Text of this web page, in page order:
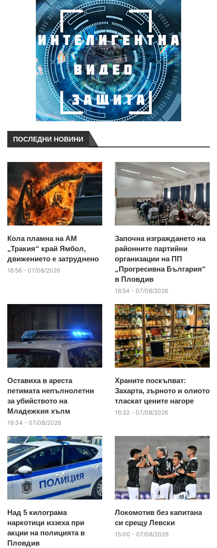
ПОСЛЕДНИ НОВИНИ
Кола пламна на АМ
„Тракия“ край Ямбол,
движението е затруднено
16:56 - 07/08/2026
Започна изграждането на
районните партийни
организации на ПП
„Прогресивна България“
в Пловдив
16:54 - 07/08/2026
Оставиха в ареста
петимата непълнолетни
за убийството на
Младежкия хълм
16:34 - 07/08/2026
Храните поскъпват:
Захарта, зърното и олиото
тласкат цените нагоре
16:32 - 07/08/2026
Над 5 килограма
наркотици иззеха при
акции на полицията в
Пловдив
Локомотив без капитана
си срещу Левски
15:00 - 07/08/2026